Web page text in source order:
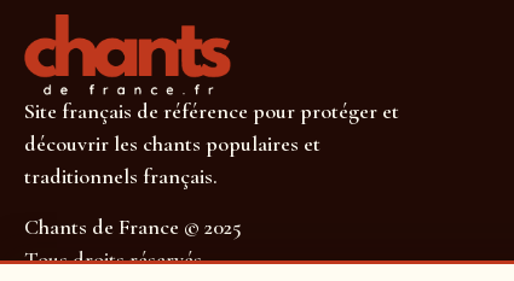
Site français de référence pour protéger et
découvrir les chants populaires et
traditionnels français.
Chants de France © 2025
Tous droits réservés